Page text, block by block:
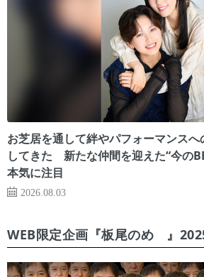
お芝居を通して絆やパフォーマンス
してきた 新たな仲間を迎えた“今の
本気に注目
2026.08.03
WEB限定企画『板尾のめ゙』